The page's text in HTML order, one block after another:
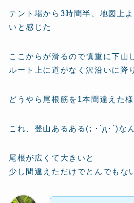
テント場から3時間半、地図上
いと感じた
ここからが滑るので慎重に下山
ルート上に道がなく沢沿いに降
どうやら尾根筋を1本間違えた
これ、登山あるある(; ･`д･´)な
尾根が広くて大きいと
少し間違えただけでとんでもな